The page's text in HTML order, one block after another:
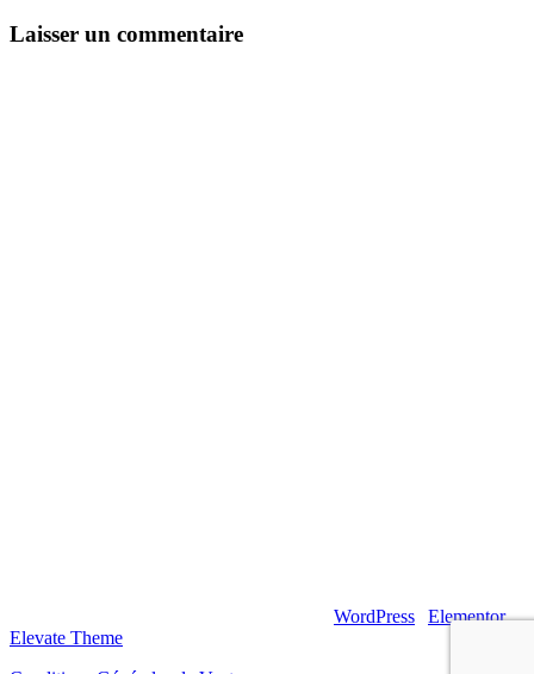
Laisser un commentaire
WordPress Elementor|
Elevate Theme